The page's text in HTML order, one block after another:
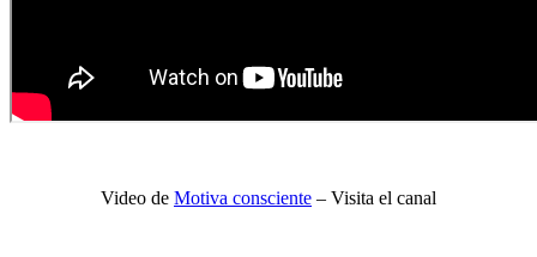
Video de Motiva consciente – Visita el canal